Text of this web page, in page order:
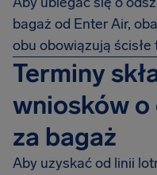
bagaż od Enter Air,
obu obowiązują ścisłe
Terminy
wniosków
za bagaż
Aby uzyskać od linii